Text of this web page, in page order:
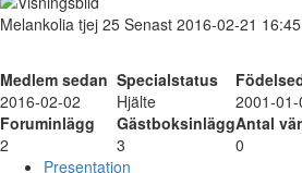
Melankolia tjej 25 Senast 2016-02-21 16:45
Medlem sedan Specialstatus
2016-02-02
Hjälte
2001-01-
Foruminlägg
GästboksinläggAntal
2
3
0
Presentation